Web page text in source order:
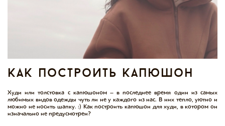
как построить капюшон
Худи или толстовка с капюшоном – в последнее время один из самых
любимых видов одежды чуть ли не у каждого из нас. В них тепло, уютно и
можно не носить шапку. :) Как построить капюшон для худи, в котором он
изначально не предусмотрен?